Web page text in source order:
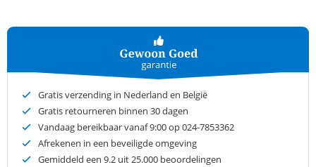
Gratis verzending in Nederland en België
Gratis retourneren binnen 30 dagen
Vandaag bereikbaar vanaf 9:00 op 024-7853362
Afrekenen in een beveiligde omgeving
Gemiddeld een 9.2 uit 25.000 beoordelingen